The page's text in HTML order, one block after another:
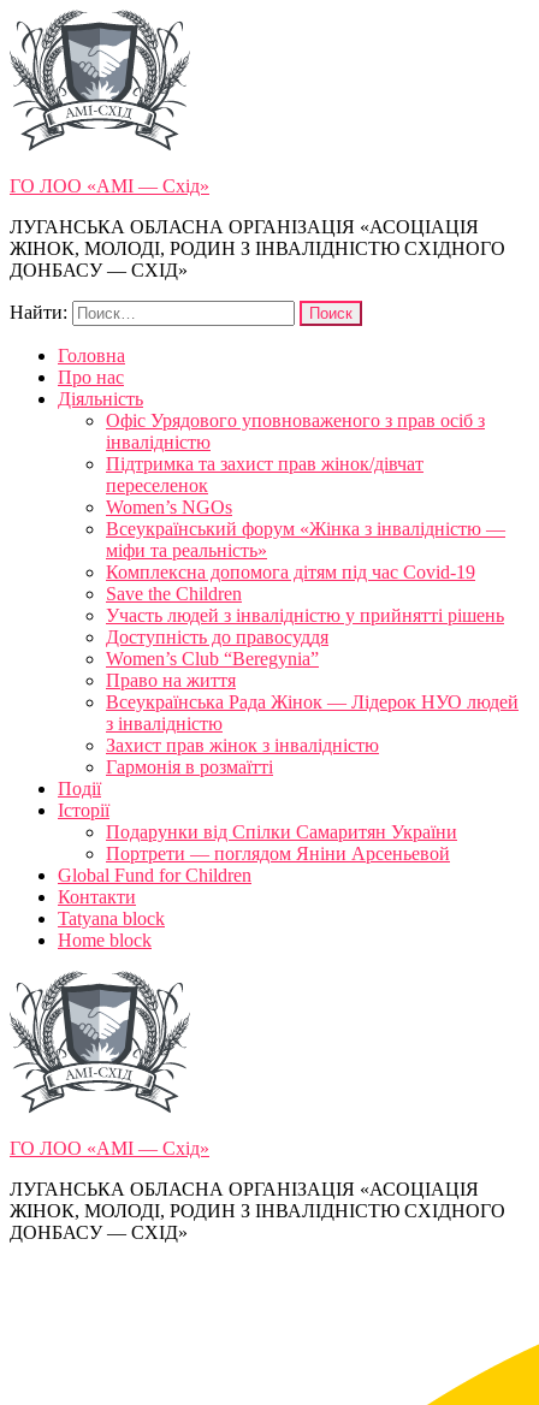
ГО ЛОО «АМІ — Схід»
ЛУГАНСЬКА ОБЛАСНА ОРГАНІЗАЦІЯ «АСОЦІАЦІЯ
ЖІНОК, МОЛОДІ, РОДИН З ІНВАЛІДНІСТЮ СХІДНОГО
ДОНБАСУ — СХІД»
Найти:
Головна
Про нас
Діяльність
Офіс Урядового уповноваженого з прав осіб з
інвалідністю
Підтримка та захист прав жінок/дівчат
переселенок
Women’s NGOs
Всеукраїнський форум «Жінка з інвалідністю —
міфи та реальність»
Комплексна допомога дітям під час Covid-19
Save the Children
Участь людей з інвалідністю у прийнятті рішень
Доступність до правосуддя
Women’s Club “Beregynia”
Право на життя
Всеукраїнська Рада Жінок — Лідерок НУО людей
з інвалідністю
Захист прав жінок з інвалідністю
Гармонія в розмаїтті
Події
Історії
Подарунки від Спілки Самаритян України
Портрети — поглядом Яніни Арсеньевой
Global Fund for Children
Контакти
Tatyana block
Home block
ГО ЛОО «АМІ — Схід»
ЛУГАНСЬКА ОБЛАСНА ОРГАНІЗАЦІЯ «АСОЦІАЦІЯ
ЖІНОК, МОЛОДІ, РОДИН З ІНВАЛІДНІСТЮ СХІДНОГО
ДОНБАСУ — СХІД»